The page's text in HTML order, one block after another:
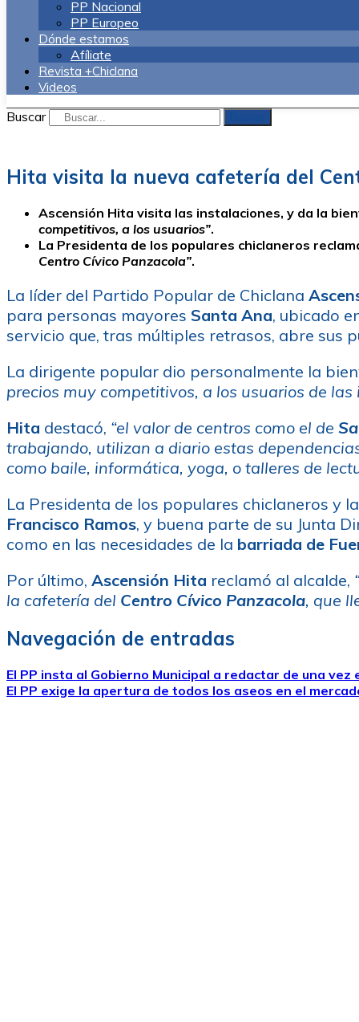
PP Nacional
PP Europeo
Dónde estamos
Afíliate
Revista +Chiclana
Videos
Buscar
Hita visita la nueva cafetería del
Ascensión Hita visita las instalaciones, y da la
competitivos, a los usuarios”.
La Presidenta de los populares chiclaneros
Centro Cívico Panzacola”.
La líder del Partido Popular de Chiclana
para personas mayores Santa Ana, ubicado
servicio que, tras múltiples retrasos, abre sus
La dirigente popular dio personalmente la
precios muy competitivos, a los usuarios de las
Hita destacó, “el valor de centros como el de
trabajando, utilizan a diario estas
como baile, informática, yoga, o talleres de
La Presidenta de los populares chiclaneros y
Francisco Ramos, y buena parte de su Junta
como en las necesidades de la barriada de
Por último, Ascensión Hita reclamó al alcalde,
la cafetería del Centro Cívico Panzacola, que
Navegación de entradas
El PP insta al Gobierno Municipal a redactar de una
El PP exige la apertura de todos los aseos en el